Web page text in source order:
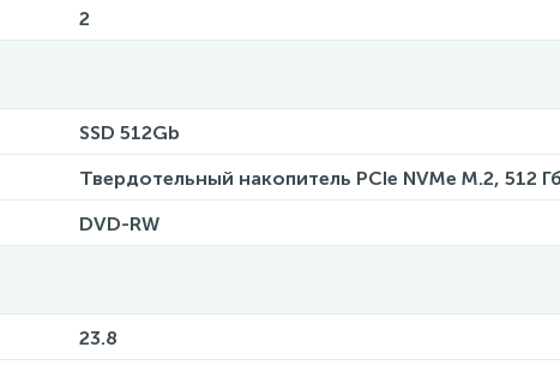
2
SSD 512Gb
Твердотельный накопитель PCIe NVMe M.2, 512
DVD-RW
23.8